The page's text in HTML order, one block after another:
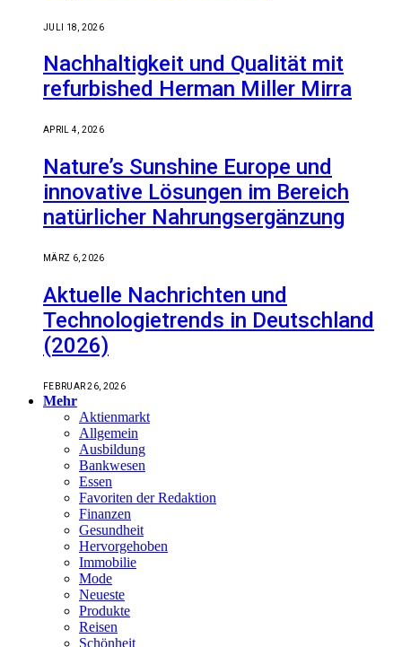
JULI 18, 2026
Nachhaltigkeit und Qualität mit
refurbished Herman Miller Mirra
APRIL 4, 2026
Nature’s Sunshine Europe und
innovative Lösungen im Bereich
natürlicher Nahrungsergänzung
MÄRZ 6, 2026
Aktuelle Nachrichten und
Technologietrends in Deutschland
(2026)
FEBRUAR 26, 2026
Mehr
Aktienmarkt
Allgemein
Ausbildung
Bankwesen
Essen
Favoriten der Redaktion
Finanzen
Gesundheit
Hervorgehoben
Immobilie
Mode
Neueste
Produkte
Reisen
Schönheit